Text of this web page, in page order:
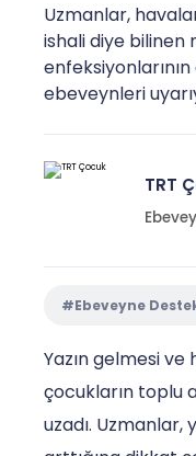
Uzmanlar,
ishali diye bilinen
ebeveynleri
TRT
#Ebeveyne
Yazın gelmesi ve
çocukların toplu
uzadı.